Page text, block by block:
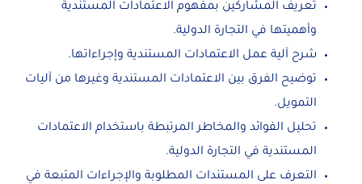
تعريف المشاركين بمفهوم الاعتمادات المستندية
وأهميتها في التجارة الدولية.
شرح آلية عمل الاعتمادات المستندية وإجراءاتها.
توضيح الفرق بين الاعتمادات المستندية وغيرها من آليات
التمويل.
تحليل الفوائد والمخاطر المرتبطة باستخدام الاعتمادات
المستندية في التجارة الدولية.
التعرف على المستندات المطلوبة والإجراءات المتبعة في